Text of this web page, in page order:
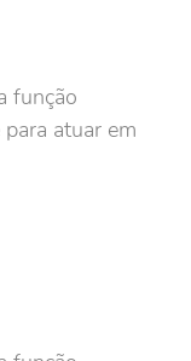
função
atuar em